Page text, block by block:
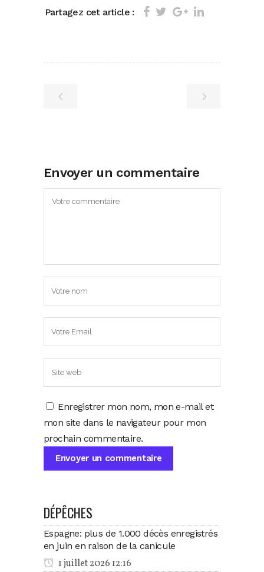
Partagez cet article :
Envoyer un commentaire
Enregistrer mon nom, mon e-mail et
mon site dans le navigateur pour mon
prochain commentaire.
DÉPÊCHES
Espagne: plus de 1.000 décès enregistrés
en juin en raison de la canicule
1 juillet 2026 12:16